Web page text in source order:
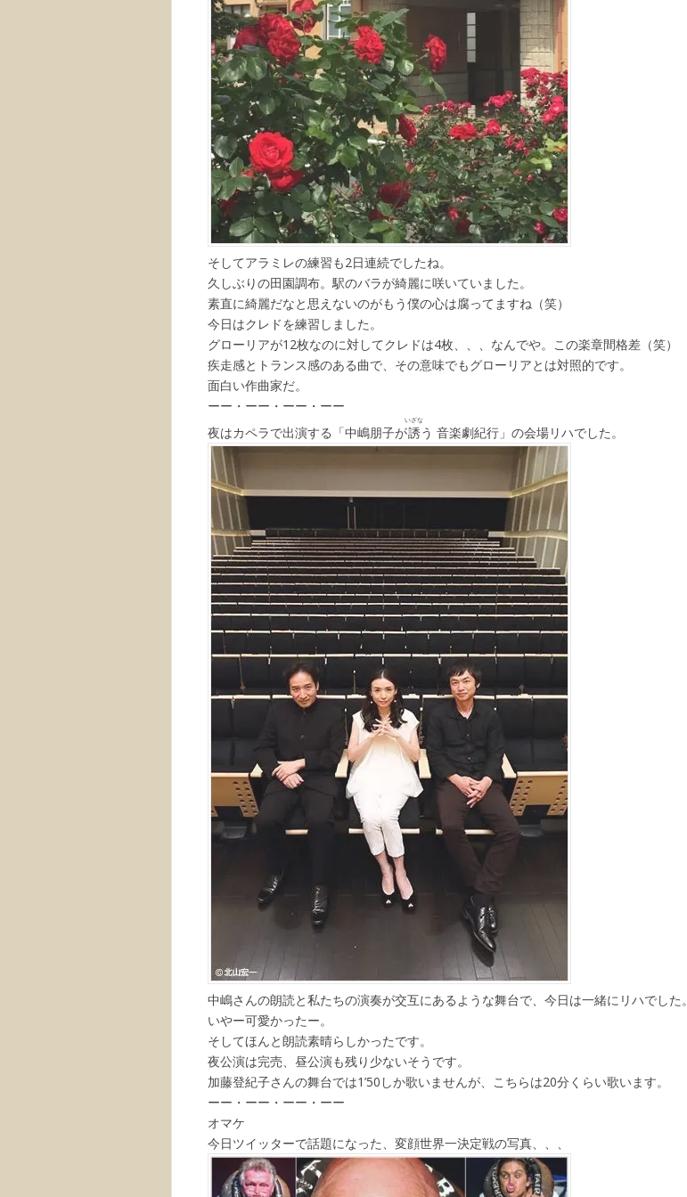
そしてアラミレの練習も2日連続でしたね。
久しぶりの田園調布。駅のバラが綺麗に咲いていました。
素直に綺麗だなと思えないのがもう僕の心は腐ってますね（笑）
今日はクレドを練習しました。
グローリアが12枚なのに対してクレドは4枚、、、なんでや。この楽章間格差（笑）
疾走感とトランス感のある曲で、その意味でもグローリアとは対照的です。
面白い作曲家だ。
ーー・ーー・ーー・ーー
夜はカペラで出演する「中嶋朋子が誘
いざな
う 音楽劇紀行」の会場リハでした。
中嶋さんの朗読と私たちの演奏が交互にあるような舞台で、今日は一緒にリハでした。
いやー可愛かったー。
そしてほんと朗読素晴らしかったです。
夜公演は完売、昼公演も残り少ないそうです。
加藤登紀子さんの舞台では1’50しか歌いませんが、こちらは20分くらい歌います。
ーー・ーー・ーー・ーー
オマケ
今日ツイッターで話題になった、変顔世界一決定戦の写真、、、